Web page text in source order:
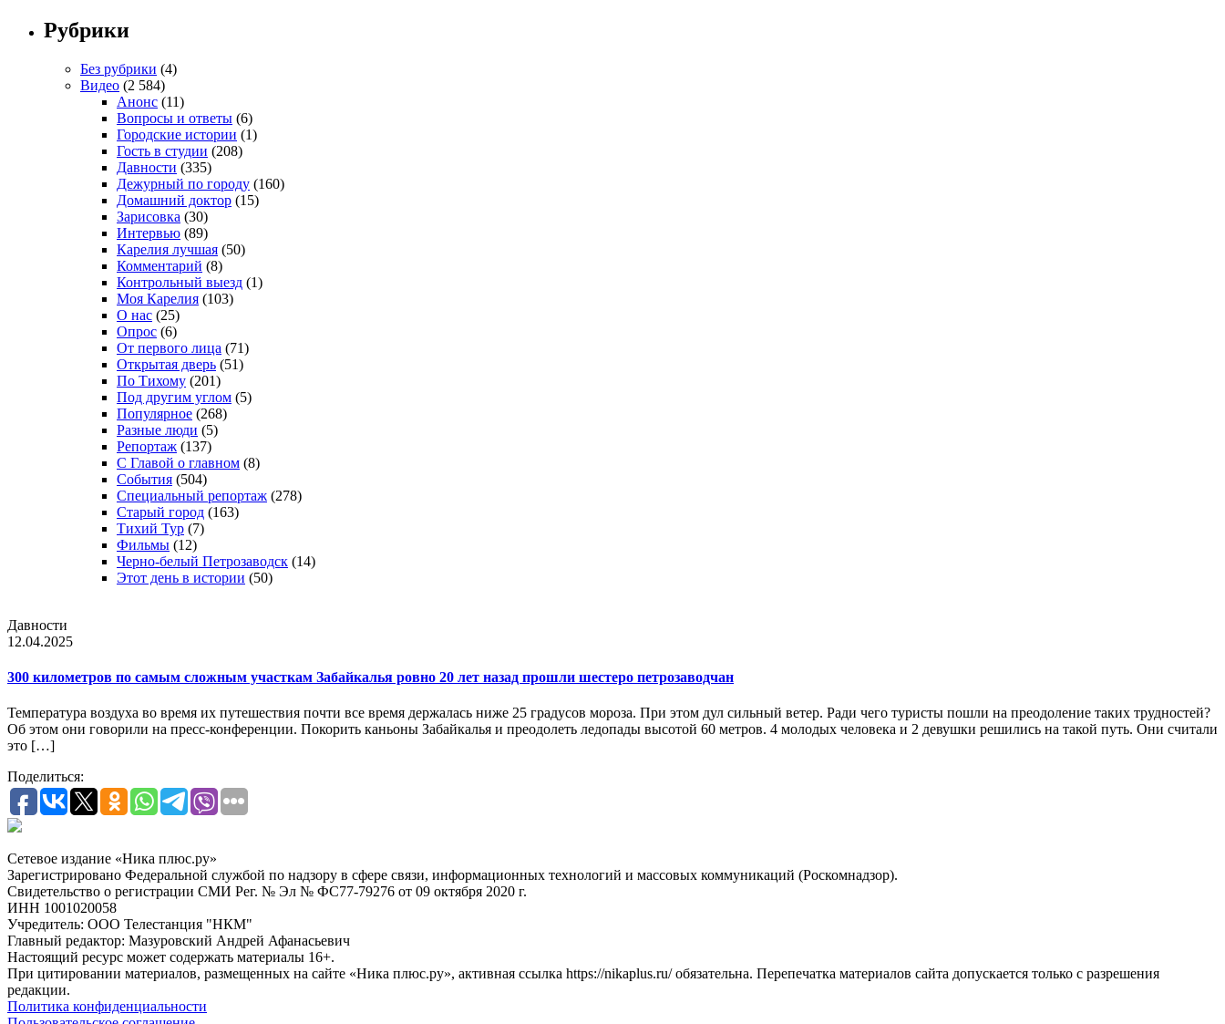
Рубрики
Без рубрики (4)
Видео (2 584)
Анонс (11)
Вопросы и ответы (6)
Городские истории (1)
Гость в студии (208)
Давности (335)
Дежурный по городу (160)
Домашний доктор (15)
Зарисовка (30)
Интервью (89)
Карелия лучшая (50)
Комментарий (8)
Контрольный выезд (1)
Моя Карелия (103)
О нас (25)
Опрос (6)
От первого лица (71)
Открытая дверь (51)
По Тихому (201)
Под другим углом (5)
Популярное (268)
Разные люди (5)
Репортаж (137)
С Главой о главном (8)
События (504)
Специальный репортаж (278)
Старый город (163)
Тихий Тур (7)
Фильмы (12)
Черно-белый Петрозаводск (14)
Этот день в истории (50)
Давности
12.04.2025
300 километров по самым сложным участкам Забайкалья ровно 20 лет назад прошли шестеро петрозаводчан
Температура воздуха во время их путешествия почти все время держалась ниже 25 градусов мороза. При этом дул сильный ветер. Ради чего туристы пошли на преодоление таких трудностей?
Об этом они говорили на пресс-конференции. Покорить каньоны Забайкалья и преодолеть ледопады высотой 60 метров. 4 молодых человека и 2 девушки решились на такой путь. Они считали
это […]
Поделиться:
Сетевое издание «Ника плюс.ру»
Зарегистрировано Федеральной службой по надзору в сфере связи, информационных технологий и массовых коммуникаций (Роскомнадзор).
Свидетельство о регистрации СМИ Рег. № Эл № ФС77-79276 от 09 октября 2020 г.
ИНН 1001020058
Учредитель: ООО Телестанция "НКМ"
Главный редактор: Мазуровский Андрей Афанасьевич
Настоящий ресурс может содержать материалы 16+.
При цитировании материалов, размещенных на сайте «Ника плюс.ру», активная ссылка https://nikaplus.ru/ обязательна. Перепечатка материалов сайта допускается только с разрешения
редакции.
Политика конфиденциальности